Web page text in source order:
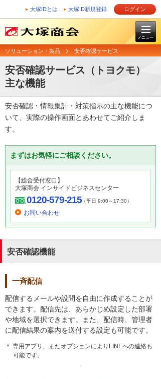
大塚IDとは 大塚ID新規登録 ログイン
メニュー
ソリューション・製品 安否確認サービス
安否確認サービス（トヨクモ）
主な機能
安否確認・情報集計・対策指示の主な機能につ
いて、実際の操作画面とあわせてご紹介しま
す。
まずはお気軽にご相談ください。
【総合受付窓口】
大塚商会 インサイドビジネスセンター
0120-579-215（平日 9:00～17:30）
お問い合わせ
安否確認機能
一斉配信
配信するメールや設問を自由に作成することが
できます。配信先は、あらかじめ設定した部署
や地域を選択できます。また、配信時、管理者
に配信結果の案内を送付する設定も可能です。
＊ 専用アプリ、またオプションによりLINEへの連絡も
可能です。